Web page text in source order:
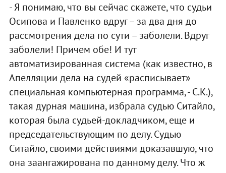
- Я понимаю, что вы сейчас скажете, что судьи
Осипова и Павленко вдруг – за два дня до
рассмотрения дела по сути – заболели. Вдруг
заболели! Причем обе! И тут
автоматизированная система (как известно, в
Апелляции дела на судей «расписывает»
специальная компьютерная программа, - С.К.),
такая дурная машина, избрала судью Ситайло,
которая была судьей-докладчиком, еще и
председательствующим по делу. Судью
Ситайло, своими действиями доказавшую, что
она заангажирована по данному делу. Что ж